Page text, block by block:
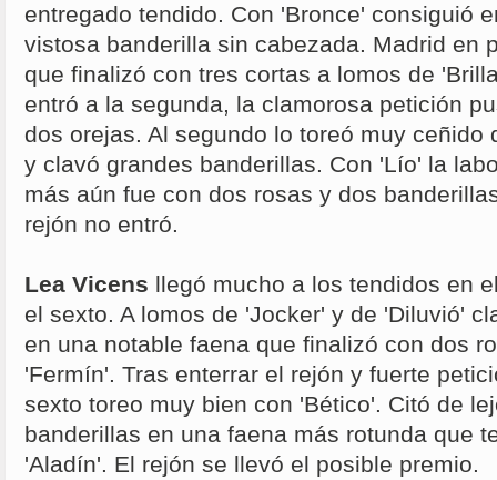
entregado tendido. Con 'Bronce' consiguió
vistosa banderilla sin cabezada. Madrid en
que finalizó con tres cortas a lomos de
entró a la segunda, la clamorosa petición
dos orejas. Al segundo lo toreó muy ceñido
y clavó grandes banderillas. Con 'Lío' la
más aún fue con dos rosas y dos
rejón no entró.
Lea Vicens llegó mucho a los tendidos en
el sexto. A lomos de 'Jocker' y de 'Diluvió'
en una notable faena que finalizó con dos
'Fermín'. Tras enterrar el rejón y fuerte
sexto toreo muy bien con 'Bético'. Citó de
banderillas en una faena más rotunda que
'Aladín'. El rejón se llevó el posible premio.